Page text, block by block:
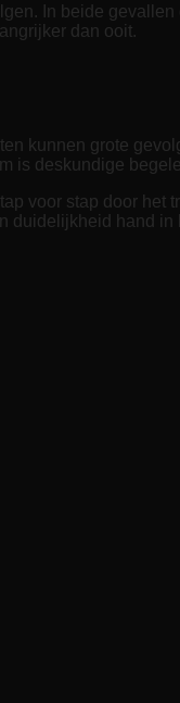
In beide
dan ooit.
kunnen grote
is deskundige
voor stap door het
duidelijkheid hand